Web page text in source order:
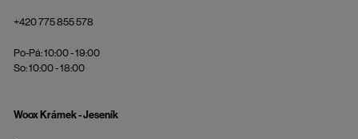
+420 775 855 578
Po-Pá: 10:00 - 19:00
So: 10:00 - 18:00
Woox Krámek - Jeseník